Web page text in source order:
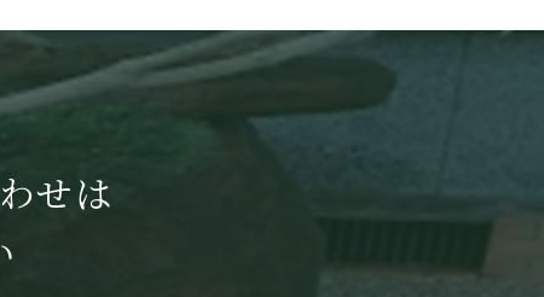
せは